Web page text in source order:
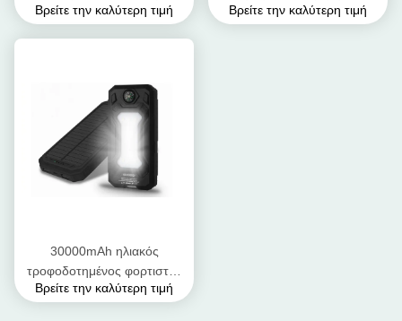
πλαίσιο κραμάτων αργιλίου
Βρείτε την καλύτερη τιμή
ηλιακού πλαισίου
Βρείτε την καλύτερη τιμή
30000mAh ηλιακός
τροφοδοτημένος φορτιστής
USB/αδιάβροχη τράπεζα
Βρείτε την καλύτερη τιμή